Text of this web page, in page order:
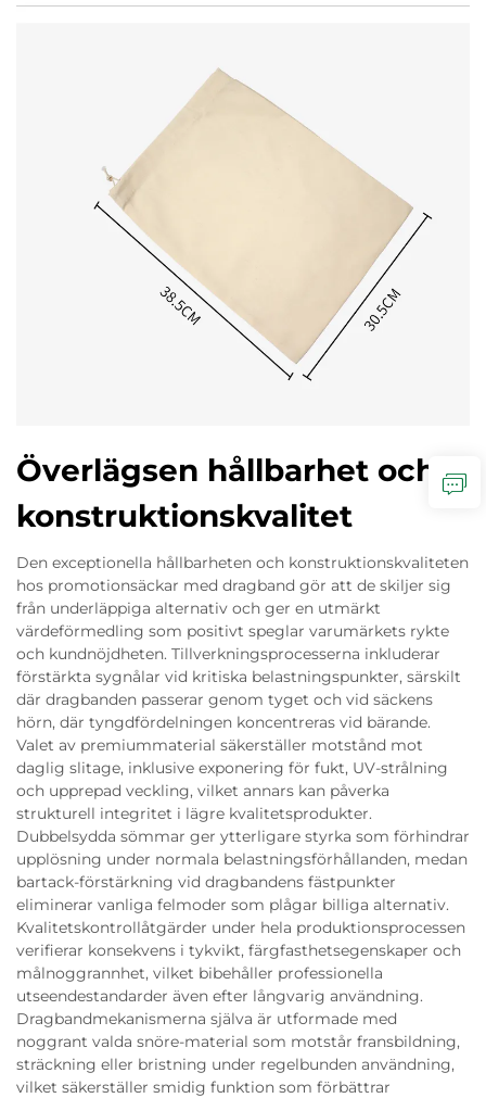
Överlägsen hållbarhet och
konstruktionskvalitet
Den exceptionella hållbarheten och konstruktionskvaliteten
hos promotionsäckar med dragband gör att de skiljer sig
från underläppiga alternativ och ger en utmärkt
värdeförmedling som positivt speglar varumärkets rykte
och kundnöjdheten. Tillverkningsprocesserna inkluderar
förstärkta sygnålar vid kritiska belastningspunkter, särskilt
där dragbanden passerar genom tyget och vid säckens
hörn, där tyngdfördelningen koncentreras vid bärande.
Valet av premiummaterial säkerställer motstånd mot
daglig slitage, inklusive exponering för fukt, UV-strålning
och upprepad veckling, vilket annars kan påverka
strukturell integritet i lägre kvalitetsprodukter.
Dubbelsydda sömmar ger ytterligare styrka som förhindrar
upplösning under normala belastningsförhållanden, medan
bartack-förstärkning vid dragbandens fästpunkter
eliminerar vanliga felmoder som plågar billiga alternativ.
Kvalitetskontrollåtgärder under hela produktionsprocessen
verifierar konsekvens i tykvikt, färgfasthetsegenskaper och
målnoggrannhet, vilket bibehåller professionella
utseendestandarder även efter långvarig användning.
Dragbandmekanismerna själva är utformade med
noggrant valda snöre-material som motstår fransbildning,
sträckning eller bristning under regelbunden användning,
vilket säkerställer smidig funktion som förbättrar